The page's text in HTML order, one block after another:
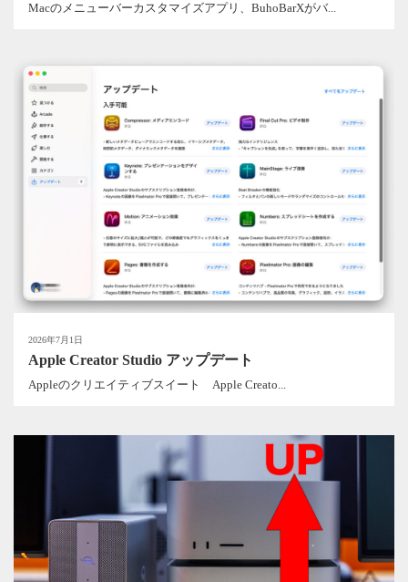
Macのメニューバーカスタマイズアプリ、BuhoBarXがバ...
2026年7月1日
Apple Creator Studio アップデート
Appleのクリエイティブスイート Apple Creato...